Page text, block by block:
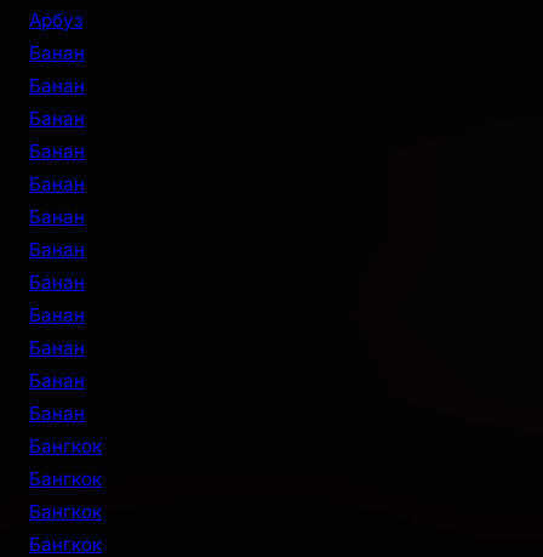
Арбуз
Банан
Банан
Банан
Банан
Банан
Банан
Банан
Банан
Банан
Банан
Банан
Банан
Бангкок
Бангкок
Бангкок
Бангкок